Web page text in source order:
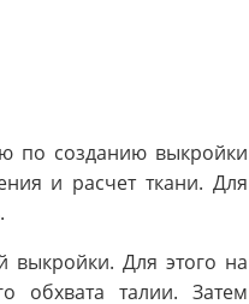
по созданию выкройки
и расчет ткани. Для
выкройки. Для этого на
обхвата талии. Затем